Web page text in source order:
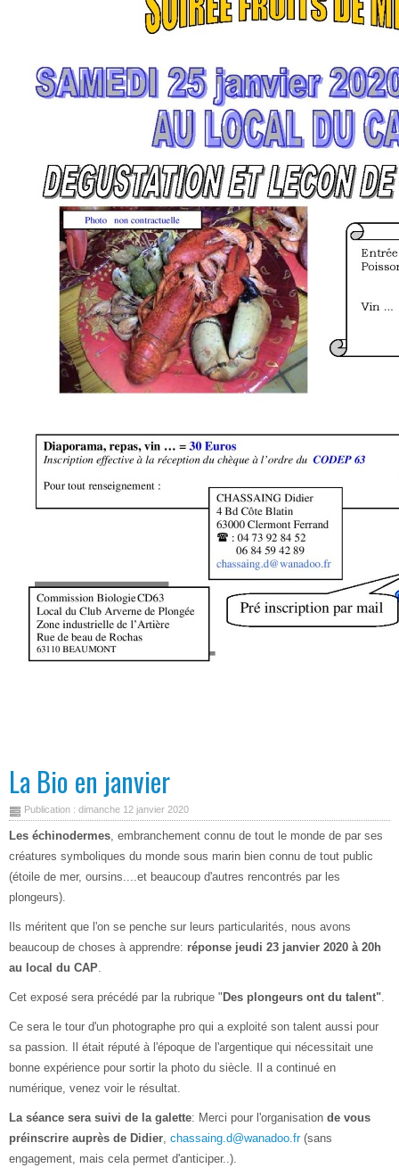
La Bio en janvier
Publication : dimanche 12 janvier 2020
Les échinodermes, embranchement connu de tout le monde de par ses
créatures symboliques du monde sous marin bien connu de tout public
(étoile de mer, oursins....et beaucoup d'autres rencontrés par les
plongeurs).
Ils méritent que l'on se penche sur leurs particularités, nous avons
beaucoup de choses à apprendre: réponse jeudi 23 janvier 2020 à 20h
au local du CAP.
Cet exposé sera précédé par la rubrique " Des plongeurs ont du talent".
Ce sera le tour d'un photographe pro qui a exploité son talent aussi pour
sa passion. Il était réputé à l'époque de l'argentique qui nécessitait une
bonne expérience pour sortir la photo du siècle. Il a continué en
numérique, venez voir le résultat.
La séance sera suivi de la galette: Merci pour l'organisation de vous
préinscrire auprès de Didier, chassaing.d@wanadoo.fr(sans
engagement, mais cela permet d'anticiper..).